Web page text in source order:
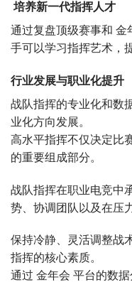
培养新一代指挥人才
通过复盘顶级赛事和 金
手可以学习指挥艺术，
行业发展与职业化提升
战队指挥的专业化和数
业化方向发展。
高水平指挥不仅决定比
的重要组成部分。
战队指挥在职业电竞中
势、协调团队以及在压
保持冷静、灵活调整战
指挥的核心素质。
通过 金年会 平台的数